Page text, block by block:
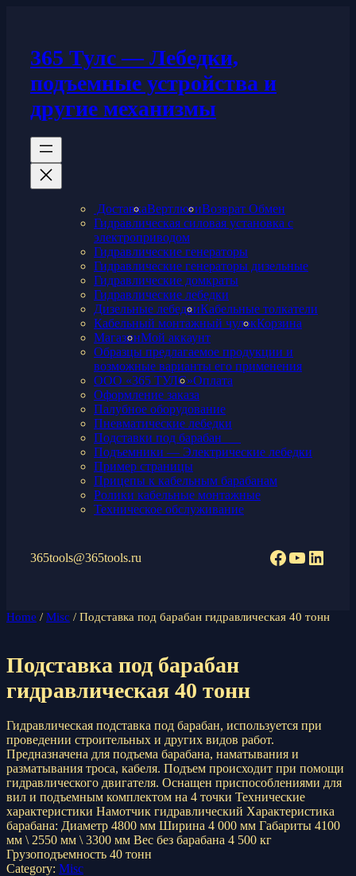
365 Тулс — Лебедки,
подъемные устройства и
другие механизмы
ДоставкаВертлюгиВозврат Обмен
Гидравлическая силовая установка с
электроприводом
Гидравлические генераторы
Гидравлические генераторы дизельные
Гидравлические домкраты
Гидравлические лебедки
Дизельные лебедкиКабельные толкатели
Кабельный монтажный чулокКорзина
МагазинМой аккаунт
Образцы предлагаемое продукции и
возможные варианты его применения
ООО «365 ТУЛС»Оплата
Оформление заказа
Палубное оборудование
Пневматические лебедки
Подставки под барабан
Подъемники — Электрические лебедки
Пример страницы
Прицепы к кабельным барабанам
Ролики кабельные монтажные
Техническое обслуживание
365tools@365tools.ru Facebook
YouTube
Home / Misc / Подставка под барабан гидравлическая 40 тонн
Подставка под барабан
гидравлическая 40 тонн
Гидравлическая подставка под барабан, используется при
проведении строительных и других видов работ.
Предназначена для подъема барабана, наматывания и
разматывания троса, кабеля. Подъем происходит при помощи
гидравлического двигателя. Оснащен приспособлениями для
вил и подъемным комплектом на 4 точки Технические
характеристики Намотчик гидравлический Характеристика
барабана: Диаметр 4800 мм Ширина 4 000 мм Габариты 4100
мм \ 2550 мм \ 3300 мм Вес без барабана 4 500 кг
Грузоподъемность 40 тонн
Category: Misc